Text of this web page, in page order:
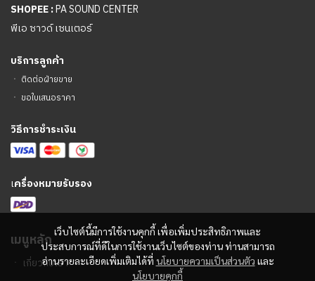
เว็บไซต์นี้มีการใช้งานคุกกี้ เพื่อเพิ่มประสิทธิภาพและ
ประสบการณ์ที่ดีในการใช้งานเว็บไซต์ของท่าน ท่านสามารถ
อ่านรายละเอียดเพิ่มเติมได้ที่ นโยบายความเป็นส่วนตัว และ
นโยบายคุกกี้
SHOPEE :PA SOUND CENTER
พีเอ ซาวด์ เซนเตอร์
บริการลูกค้า
ㆍ ติดต่อฝ่ายขาย
ㆍ ขอใบเสนอราคา
วิธีการชำระเงิน
เครื่องหมายรับรอง
เมนูหลัก
ㆍ เกี่ยวกับเรา